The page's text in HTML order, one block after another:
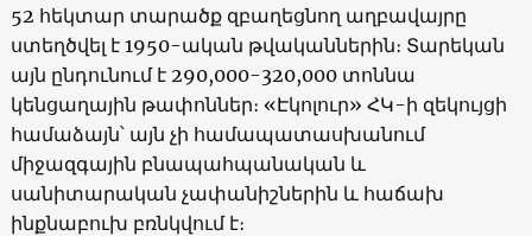
52 հեկտար տարածք զբաղեցնող աղբավայրը
ստեղծվել է 1950-ական թվականներին։ Տարեկան
այն ընդունում է 290,000-320,000 տոննա
կենցաղային թափոններ։ «Էկոլուր» ՀԿ-ի զեկույցի
համաձայն՝ այն չի համապատասխանում
միջազգային բնապահպանական և
սանիտարական չափանիշներին և հաճախ
ինքնաբուխ բռնկվում է։